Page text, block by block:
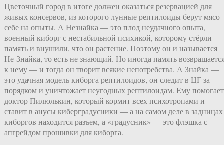
Цветочный город в итоге должен оказаться резервацией для
живых консервов, из которого лунные рептилоиды берут мясо
себе на опыты. А Незнайка — это плод неудачного опыта,
военный киборг с нестабильной психикой, которому стёрли
память и внушили, что он растение. Поэтому он и называется
Не-Знайка, то есть не знающий. Но иногда память
к нему — и тогда он творит всякие непотребства. А Знайка —
это удачная модель киборга рептилоидов, он следит в ЦГ за
порядком и уничтожает неугодных рептилоидам. Ему помогает
доктор Пилюлькин, который кормит всех психотропами и
ставит в анусы киберградусники — а на самом деле в задницах
киборгов находится разъем, а «градусник» — это флэшка с
апгрейдом прошивки для киборга.